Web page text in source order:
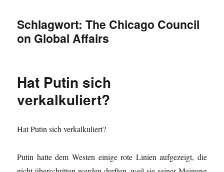
Schlagwort:The Chicago Council
on Global Affairs
Hat Putin sich
verkalkuliert?
Hat Putin sich verkalkuliert?
Putin hatte dem Westen einige rote Linien aufgezeigt, die